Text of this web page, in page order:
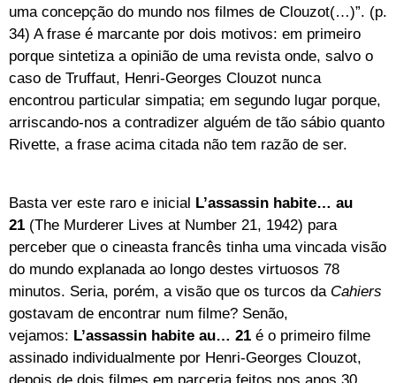
uma concepção do mundo nos filmes de Clouzot(…)”. (p.
34) A frase é marcante por dois motivos: em primeiro
porque sintetiza a opinião de uma revista onde, salvo o
caso de Truffaut, Henri-Georges Clouzot nunca
encontrou particular simpatia; em segundo lugar porque,
arriscando-nos a contradizer alguém de tão sábio quanto
Rivette, a frase acima citada não tem razão de ser.
Basta ver este raro e inicial L’assassin habite… au
21 (The Murderer Lives at Number 21, 1942) para
perceber que o cineasta francês tinha uma vincada visão
do mundo explanada ao longo destes virtuosos 78
minutos. Seria, porém, a visão que os turcos da Cahiers
gostavam de encontrar num filme? Senão,
vejamos: L’assassin habite au… 21 é o primeiro filme
assinado individualmente por Henri-Georges Clouzot,